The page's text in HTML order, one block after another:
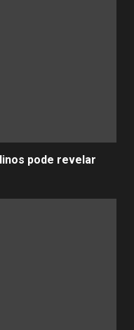
pode revelar